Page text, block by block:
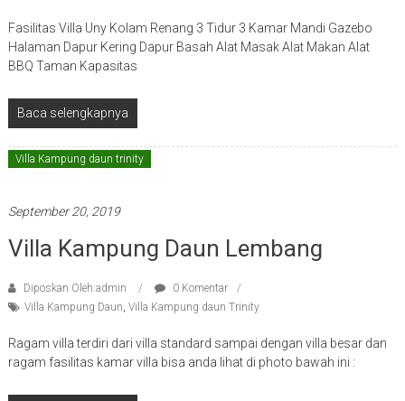
Fasilitas Villa Uny Kolam Renang 3 Tidur 3 Kamar Mandi Gazebo
Halaman Dapur Kering Dapur Basah Alat Masak Alat Makan Alat
BBQ Taman Kapasitas
Baca selengkapnya
Villa Kampung daun trinity
September 20, 2019
Villa Kampung Daun Lembang
Diposkan Oleh:admin
0 Komentar
Villa Kampung Daun, Villa Kampung daun Trinity
Ragam villa terdiri dari villa standard sampai dengan villa besar dan
ragam fasilitas kamar villa bisa anda lihat di photo bawah ini :